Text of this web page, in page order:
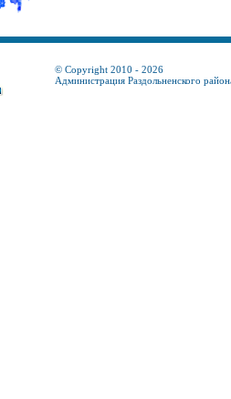
© Copyright 2010 - 2026
Администрация Раздольненского